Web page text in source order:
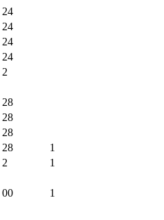
24
24
24
24
2
28
28
28
28
1
2 1
00 1